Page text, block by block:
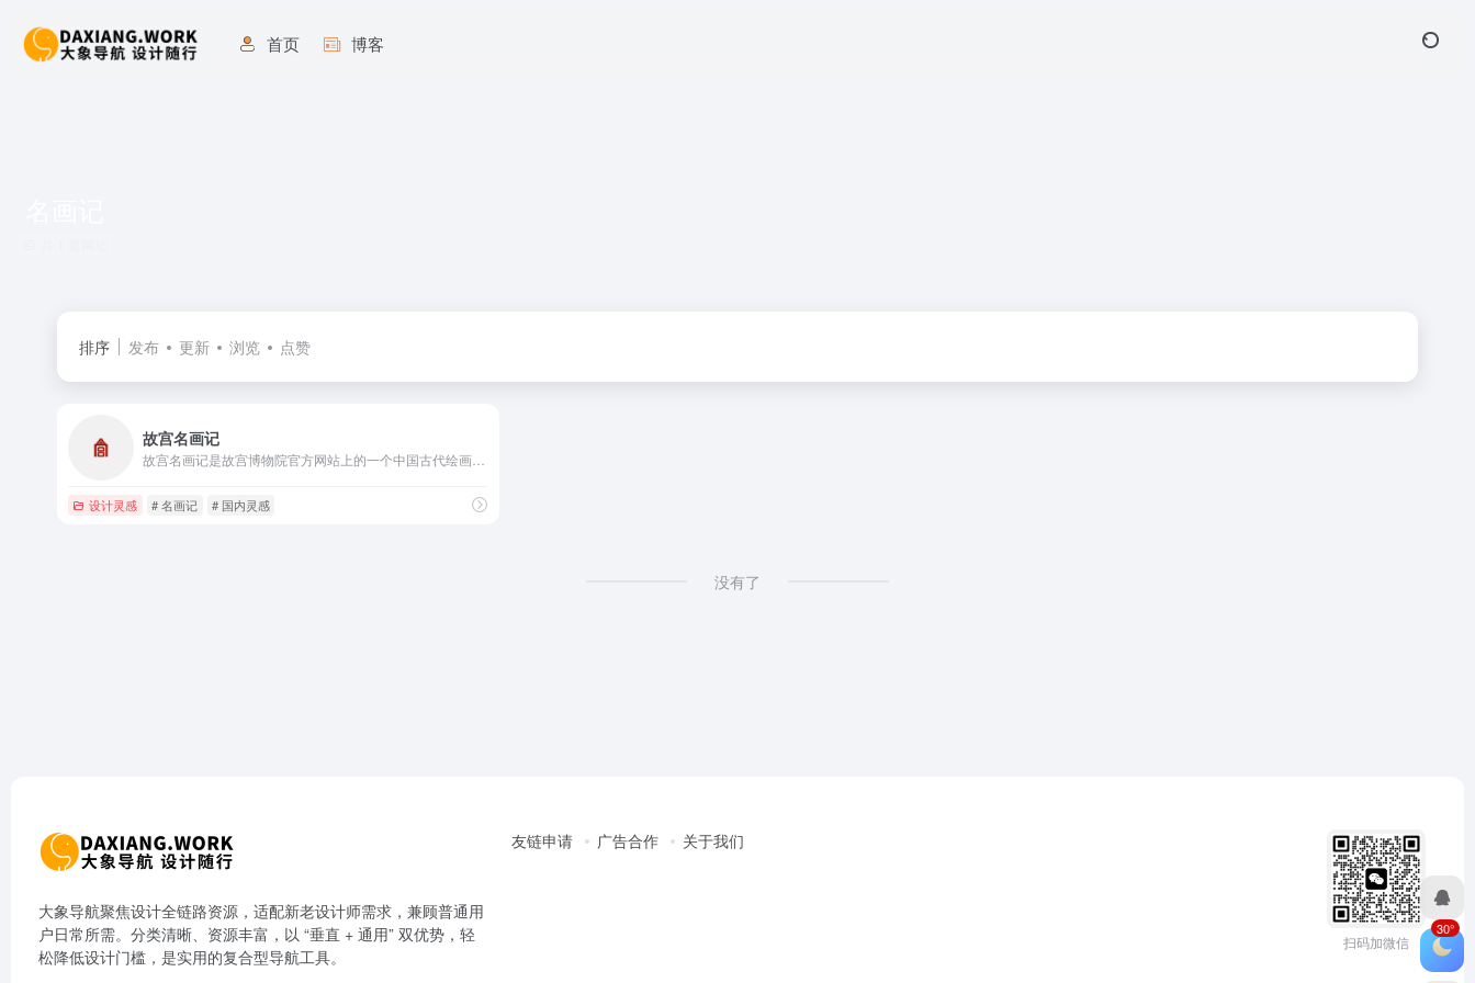
首页 博客
排序 发布 更新 浏览 点赞
故宫名画记
设计灵感 # 名画记 # 国内灵感
没有了
大象导航聚焦设计全链路资源，适配新老设计师需求，兼顾普通用
户日常所需。分类清晰、资源丰富，以 “垂直 + 通用” 双优势，轻
松降低设计门槛，是实用的复合型导航工具。
友链申请 广告合作 关于我们
扫码加微信
30°